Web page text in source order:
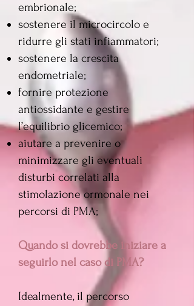
embrionale;
sostenere il microcircolo e
ridurre gli stati infiammatori;
sostenere la crescita
endometriale;
fornire protezione
antiossidante e gestire
l’equilibrio glicemico;
aiutare a prevenire o
minimizzare gli eventuali
disturbi correlati alla
stimolazione ormonale nei
percorsi di PMA;
Quando si dovrebbe iniziare a
seguirlo nel caso di PMA?
Idealmente, il percorso